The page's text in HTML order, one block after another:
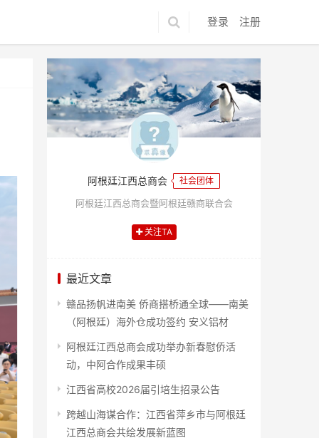
登录 注册
阿根廷江西总商会 社会团体
阿根廷江西总商会暨阿根廷赣商联合会
关注TA
最近文章
赣品扬帆进南美 侨商搭桥通全球——南美
（阿根廷）海外仓成功签约 安义铝材
阿根廷江西总商会成功举办新春慰侨活
动，中阿合作成果丰硕
江西省高校2026届引培生招录公告
跨越山海谋合作：江西省萍乡市与阿根廷
江西总商会共绘发展新蓝图